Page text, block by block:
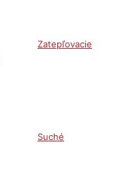
Zatepľovacie
Suché